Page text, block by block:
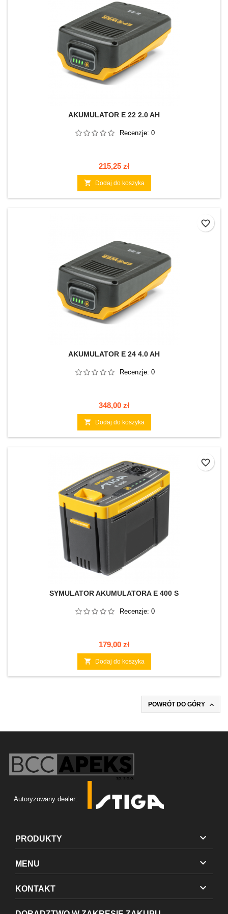
AKUMULATOR E 22 2.0 AH
Recenzje: 0
Cena
215,25 zł
 Dodaj do koszyka
AKUMULATOR E 24 4.0 AH
Recenzje: 0
Cena
348,00 zł
 Dodaj do koszyka
favorite_border
SYMULATOR AKUMULATORA E 400 S
Recenzje: 0
Cena
179,00 zł
 Dodaj do koszyka
favorite_border
POWRÓT DO GÓRY 
Autoryzowany dealer:
PRODUKTY 
MENU 
KONTAKT 